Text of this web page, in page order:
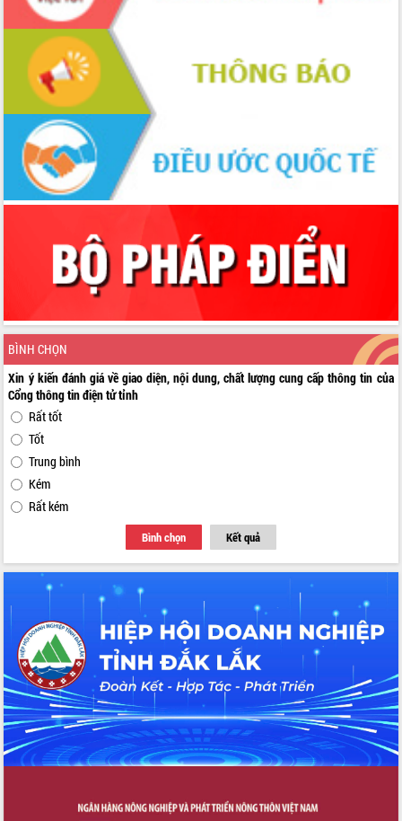
BÌNH CHỌN
Xin ý kiến đánh giá về giao diện, nội dung, chất lượng cung cấp thông tin của
Cổng thông tin điện tử tỉnh
Rất tốt
Tốt
Trung bình
Kém
Rất kém
Bình chọn Kết quả